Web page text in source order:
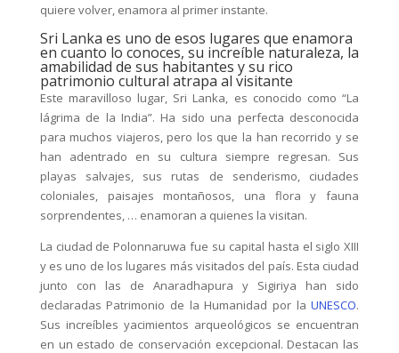
quiere volver, enamora al primer instante.
Sri Lanka es uno de esos lugares que enamora
en cuanto lo conoces, su increíble naturaleza, la
amabilidad de sus habitantes y su rico
patrimonio cultural atrapa al visitante
Este maravilloso lugar, Sri Lanka, es conocido como “La
lágrima de la India”. Ha sido una perfecta desconocida
para muchos viajeros, pero los que la han recorrido y se
han adentrado en su cultura siempre regresan. Sus
playas salvajes, sus rutas de senderismo, ciudades
coloniales, paisajes montañosos, una flora y fauna
sorprendentes, … enamoran a quienes la visitan.
La ciudad de Polonnaruwa fue su capital hasta el siglo XIII
y es uno de los lugares más visitados del país. Esta ciudad
junto con las de Anaradhapura y Sigiriya han sido
declaradas Patrimonio de la Humanidad por laUNESCO.
Sus increíbles yacimientos arqueológicos se encuentran
en un estado de conservación excepcional. Destacan las